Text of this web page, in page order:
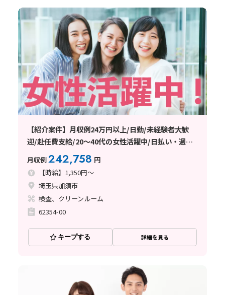
【紹介案件】月収例24万円以上/日勤/未経験者大歓
迎/赴任費支給/20～40代の女性活躍中/日払い・週払
い制度あり
月収例242,758 円
【時給】1,350円～
埼玉県加須市
検査、クリーンルーム
62354-00
キープする 詳細を見る